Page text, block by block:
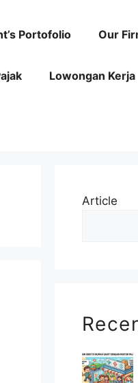
Portofolio Our
Lowongan Kerja
Article